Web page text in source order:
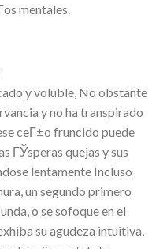
mentales.
y voluble, No obstante
y no ha transpirado
ceГ±o fruncido puede
ГЎsperas quejas y sus
lentamente Incluso
un segundo primero
o se sofoque en el
su agudeza intuitiva,